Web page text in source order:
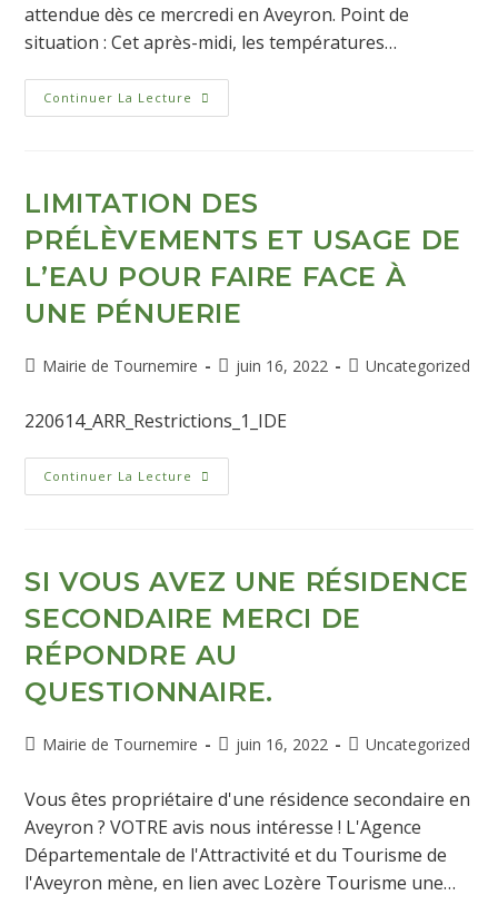
attendue dès ce mercredi en Aveyron. Point de
situation : Cet après-midi, les températures…
Continuer La Lecture
LIMITATION DES
PRÉLÈVEMENTS ET USAGE DE
L’EAU POUR FAIRE FACE À
UNE PÉNUERIE
Mairie de Tournemire juin 16, 2022 Uncategorized
220614_ARR_Restrictions_1_IDE
Continuer La Lecture
SI VOUS AVEZ UNE RÉSIDENCE
SECONDAIRE MERCI DE
RÉPONDRE AU
QUESTIONNAIRE.
Mairie de Tournemire juin 16, 2022 Uncategorized
Vous êtes propriétaire d'une résidence secondaire en
Aveyron ? VOTRE avis nous intéresse ! L'Agence
Départementale de l'Attractivité et du Tourisme de
l'Aveyron mène, en lien avec Lozère Tourisme une…